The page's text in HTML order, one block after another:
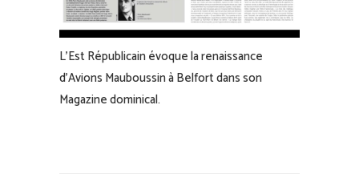
L’Est Républicain évoque la renaissance
d’Avions Mauboussin à Belfortdans son
Magazine dominical.